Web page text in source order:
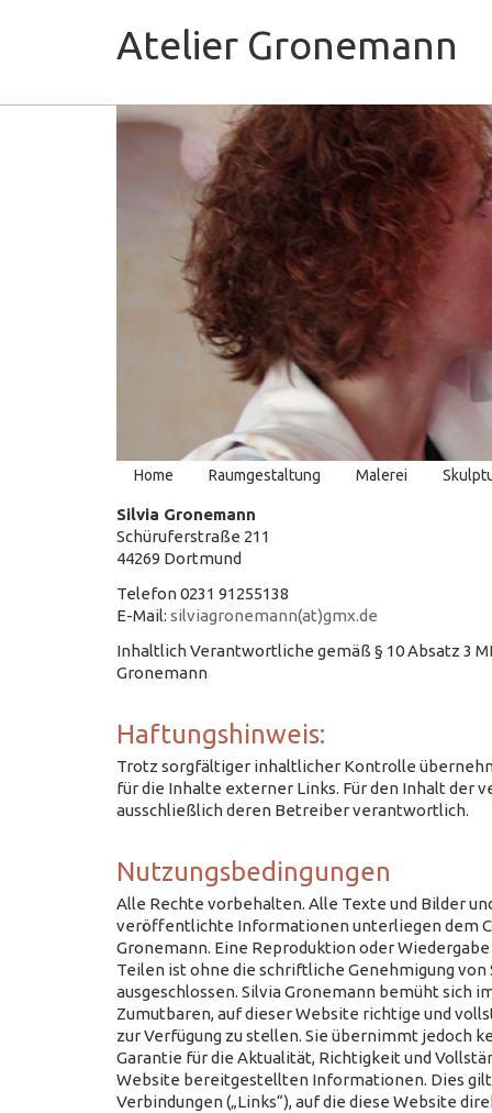
Atelier Gronemann
Home Raumgestaltung Malerei
Silvia Gronemann
Schüruferstraße 211
44269 Dortmund
Telefon 0231 91255138
E-Mail: silviagronemann(at)gmx.de
Inhaltlich Verantwortliche gemäß § 10 Absatz 3
Gronemann
Haftungshinweis:
Trotz sorgfältiger inhaltlicher Kontrolle
für die Inhalte externer Links. Für den Inhalt der
ausschließlich deren Betreiber verantwortlich.
Nutzungsbedingungen
Alle Rechte vorbehalten. Alle Texte und Bilder
veröffentlichte Informationen unterliegen dem
Gronemann. Eine Reproduktion oder
Teilen ist ohne die schriftliche Genehmigung von
ausgeschlossen. Silvia Gronemann bemüht sich
Zumutbaren, auf dieser Website richtige und
zur Verfügung zu stellen. Sie übernimmt jedoch
Garantie für die Aktualität, Richtigkeit und
Website bereitgestellten Informationen. Dies gilt
Verbindungen („Links“), auf die diese Website